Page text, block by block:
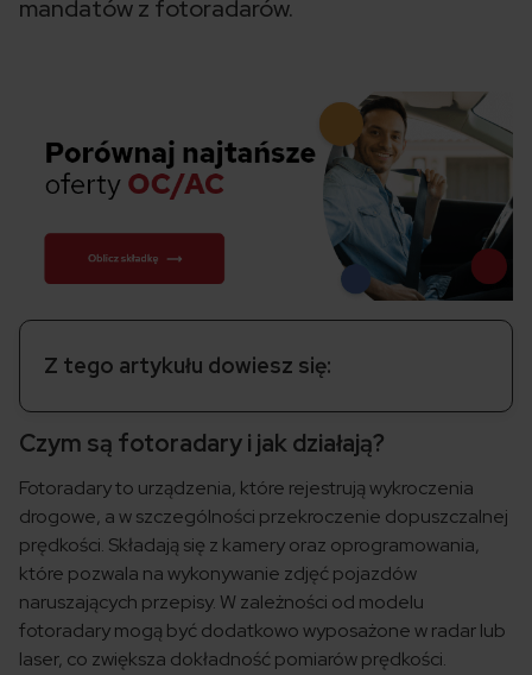
mandatów z fotoradarów.
Z tego artykułu dowiesz się:
Czym są fotoradary i jak działają?
Fotoradary to urządzenia, które rejestrują wykroczenia
drogowe, a w szczególności przekroczenie dopuszczalnej
prędkości. Składają się z kamery oraz oprogramowania,
które pozwala na wykonywanie zdjęć pojazdów
naruszających przepisy. W zależności od modelu
fotoradary mogą być dodatkowo wyposażone w radar lub
laser, co zwiększa dokładność pomiarów prędkości.